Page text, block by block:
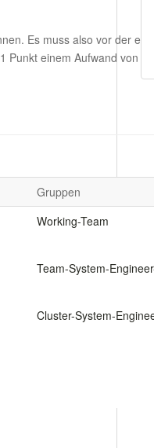
Es muss also vor der
einem Aufwand von
Gruppen
Working-Team
Team-System-
Cluster-System-